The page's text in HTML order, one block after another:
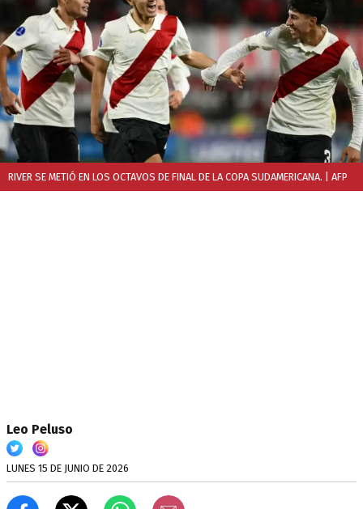
RIVER SE METIÓ EN LOS OCTAVOS DE FINAL DE LA COPA SUDAMERICANA. | AFP
Leo Peluso
LUNES 15 DE JUNIO DE 2026